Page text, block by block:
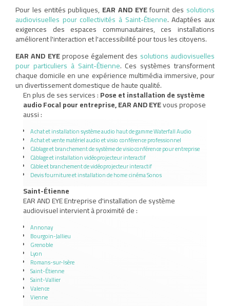
Pour les entités publiques, EAR AND EYEfournit des solutions
audiovisuelles pour collectivités à Saint-Étienne. Adaptées aux
exigences des espaces communautaires, ces installations
améliorent l'interaction et l'accessibilité pour tous les citoyens.
EAR AND EYEpropose également des solutions audiovisuelles
pour particuliers à Saint-Étienne. Ces systèmes transforment
chaque domicile en une expérience multimédia immersive, pour
un divertissement domestique de haute qualité.
En plus de ses services :Pose et installation de système
audio Focal pour entreprise, EAR AND EYEvous propose
aussi :
Achat et installation système audio haut de gamme Waterfall Audio
Achat et vente matériel audio et visio conférence professionnel
Câblage et branchement de système de visioconférence pour entreprise
Câblage et installation vidéoprojecteur interactif
Câble et branchement de vidéoprojecteur interactif
Devis fourniture et installation de home cinéma Sonos
Saint-Étienne
EAR AND EYE Entreprise d'installation de système
audiovisuel intervient à proximité de :
Annonay
Bourgoin-Jallieu
Grenoble
Lyon
Romans-sur-Isère
Saint-Étienne
Saint-Vallier
Valence
Vienne